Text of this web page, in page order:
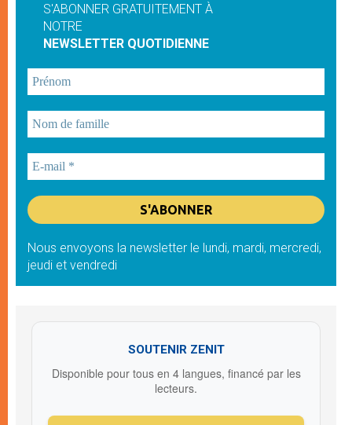
S'ABONNER GRATUITEMENT À
NOTRE
NEWSLETTER QUOTIDIENNE
Nous envoyons la newsletter le lundi, mardi, mercredi,
jeudi et vendredi
SOUTENIR ZENIT
Disponible pour tous en 4 langues, financé par les
lecteurs.